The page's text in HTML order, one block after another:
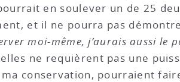
en soulever un de 25
et il ne pourra pas
moi-même, j’aurais aussi le
ne requièrent pas une
conservation, pourraient